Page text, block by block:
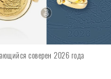
соверен 2026 года